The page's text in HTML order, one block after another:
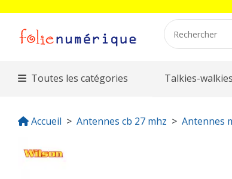
Toutes les catégories Talkies-walkies
Accueil Antennes cb 27 mhz Antennes